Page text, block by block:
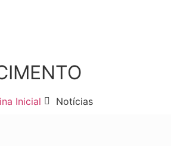
Inicial Notícias